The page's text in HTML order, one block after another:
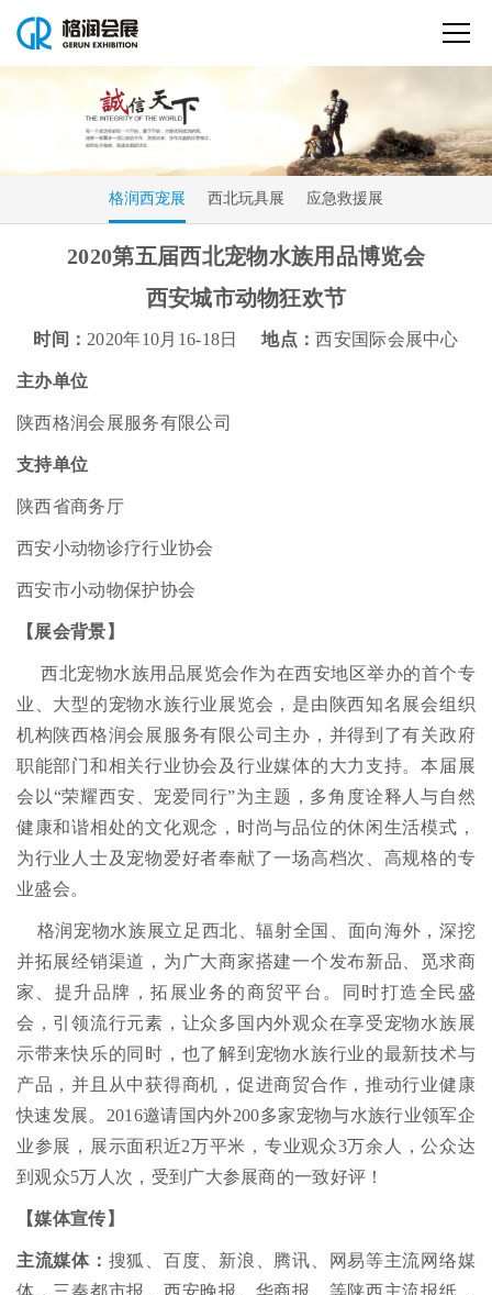
格润西宠展 西北玩具展 应急救援展
2020第五届西北宠物水族用品博览会
西安城市动物狂欢节
时间： 2020年10月16-18日地点：西安国际会展中心
主办单位
陕西格润会展服务有限公司
支持单位
陕西省商务厅
西安小动物诊疗行业协会
西安市小动物保护协会
【展会背景】
西北宠物水族用品展览会作为在西安地区举办的首个专
业、大型的宠物水族行业展览会，是由陕西知名展会组织
机构陕西格润会展服务有限公司主办，并得到了有关政府
职能部门和相关行业协会及行业媒体的大力支持。本届展
会以“荣耀西安、宠爱同行”为主题，多角度诠释人与自然
健康和谐相处的文化观念，时尚与品位的休闲生活模式，
为行业人士及宠物爱好者奉献了一场高档次、高规格的专
业盛会。
格润宠物水族展立足西北、辐射全国、面向海外，深挖
并拓展经销渠道，为广大商家搭建一个发布新品、觅求商
家、提升品牌，拓展业务的商贸平台。同时打造全民盛
会，引领流行元素，让众多国内外观众在享受宠物水族展
示带来快乐的同时，也了解到宠物水族行业的最新技术与
产品，并且从中获得商机，促进商贸合作，推动行业健康
快速发展。2016邀请国内外200多家宠物与水族行业领军企
业参展，展示面积近2万平米，专业观众3万余人，公众达
到观众5万人次，受到广大参展商的一致好评！
【媒体宣传】
主流媒体： 搜狐、百度、新浪、腾讯、网易等主流网络媒
体，三秦都市报、西安晚报、华商报、等陕西主流报纸，